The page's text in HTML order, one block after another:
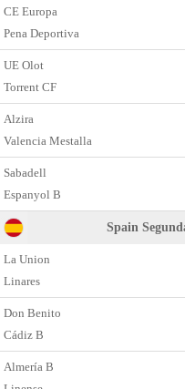
CE Europa
Pena Deportiva
UE Olot
Torrent CF
Alzira
Valencia Mestalla
Sabadell
Espanyol B
Spain
La Union
Linares
Don Benito
Cádiz B
Almería B